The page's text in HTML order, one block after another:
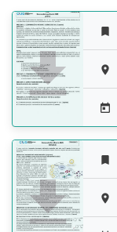






